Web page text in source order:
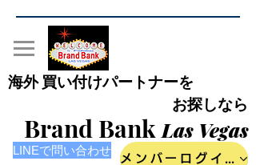
Brand BankLas Vegas
海外 買い付けパートナーを
お探しなら
メンバーログイン
LINEで問い合わせ